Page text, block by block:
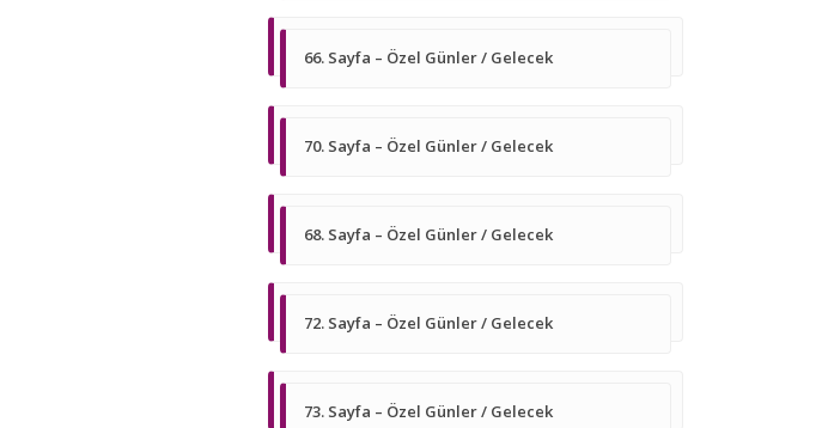
66. Sayfa – Özel Günler / Gelecek
70. Sayfa – Özel Günler / Gelecek
68. Sayfa – Özel Günler / Gelecek
72. Sayfa – Özel Günler / Gelecek
73. Sayfa – Özel Günler / Gelecek